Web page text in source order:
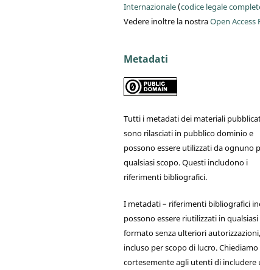
Internazionale (codice legale
Vedere inoltre la nostraOpen Access
Metadati
Tutti i metadati dei materiali
sono rilasciati in pubblico dominio e
possono essere utilizzati da ognuno
qualsiasi scopo. Questi includono i
riferimenti bibliografici.
I metadati – riferimenti bibliografici
possono essere riutilizzati in qualsiasi
formato senza ulteriori autorizzazioni,
incluso per scopo di lucro. Chiediamo
cortesemente agli utenti di includere